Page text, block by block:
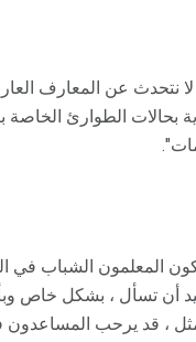
نتحدث عن المعارف
بحالات الطوارئ
المعلمون الشباب
أن تسأل ، بشكل خاص
، قد يرحب